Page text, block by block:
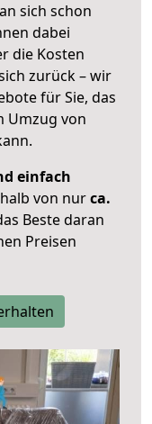
sich schon
dabei
die Kosten
zurück – wir
für Sie, das
Umzug von
einfach
von nurca.
Beste daran
Preisen